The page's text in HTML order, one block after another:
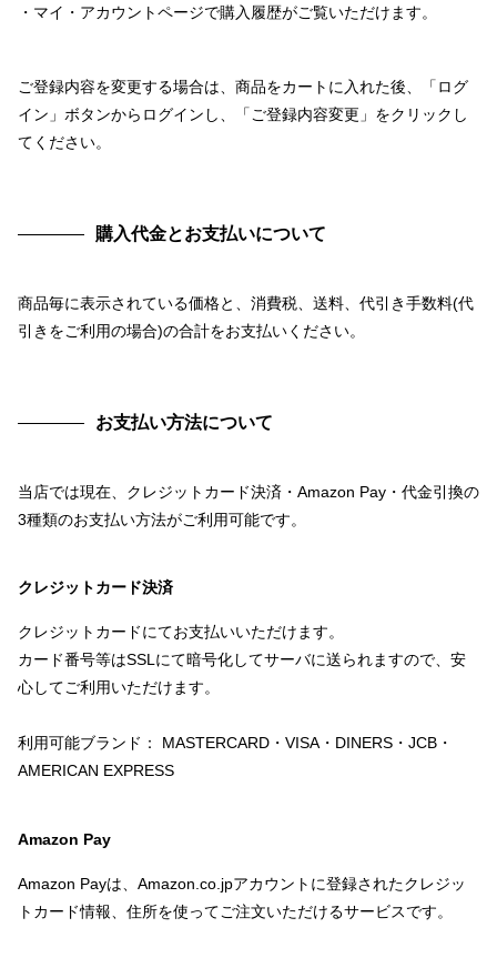
・マイ・アカウントページで購入履歴がご覧いただけます。
ご登録内容を変更する場合は、商品をカートに入れた後、「ログ
イン」ボタンからログインし、「ご登録内容変更」をクリックし
てください。
購入代金とお支払いについて
商品毎に表示されている価格と、消費税、送料、代引き手数料(代
引きをご利用の場合)の合計をお支払いください。
お支払い方法について
当店では現在、クレジットカード決済・Amazon Pay・代金引換の
3種類のお支払い方法がご利用可能です。
クレジットカード決済
クレジットカードにてお支払いいただけます。
カード番号等はSSLにて暗号化してサーバに送られますので、安
心してご利用いただけます。
利用可能ブランド： MASTERCARD・VISA・DINERS・JCB・
AMERICAN EXPRESS
Amazon Pay
Amazon Payは、Amazon.co.jpアカウントに登録されたクレジッ
トカード情報、住所を使ってご注文いただけるサービスです。